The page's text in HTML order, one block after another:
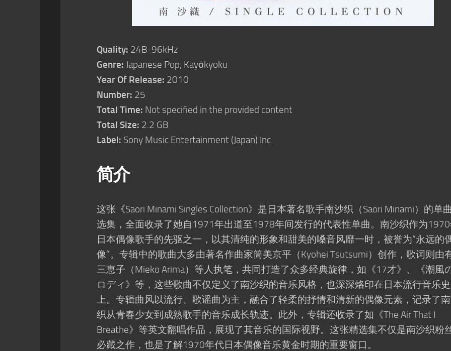
Quality: 24B-96kHz
Genre: Japanese Pop, Kayōkyoku
Year Of Release: 2010
Number: 25
Total Time: Not specified in the provided content
Total Size: 2.2 GB
Label: Sony Music Entertainment (Japan) Inc.
简介
这张《Saori Minami Singles Collection》是日本著名歌手南沙织（Saori Minami）的单
选集，全面收录了她自1971年出道至1978年间发行的代表性单曲。南沙织作为
日本偶像歌手的先驱之一，以其清纯的形象和甜美的嗓音风靡一时，被誉为“永远的
像”。专辑中的歌曲大多由著名作曲家筒美京平（Kyohei Tsutsumi）创作，歌词则由
三恵子（Mieko Arima）等人执笔，共同打造了众多经典旋律，如《17才》、《潮風
ロディ》等，这些歌曲不仅定义了南沙织的音乐风格，也深深烙印在日本流行音乐史
上。专辑曲风以流行、歌谣曲为主，融合了轻柔的抒情和清新的偶像元素，记录了
织从青春少女到成熟歌手的音乐成长轨迹。此外，专辑还收录了如《The Air That I
Breathe》等英文翻唱作品，展现了其音乐的国际视野。这张精选集不仅是南沙织粉
必藏之作，也是了解1970年代日本偶像音乐黄金时期的重要窗口。